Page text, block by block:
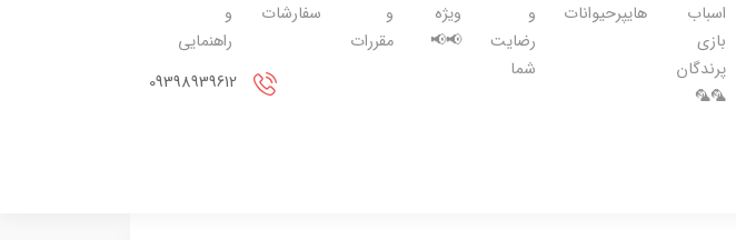
اسباب
بازی
پرندگان
🦜🦜
هایپرحیوانات
و
رضایت
شما
ویژه
📢📢
و
مقررات
سفارشات
و
راهنمایی